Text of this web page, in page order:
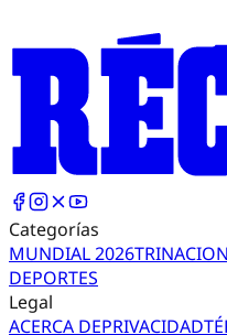
Categorías
MUNDIAL 2026TRI
DEPORTES
Legal
ACERCA DEPRIVACIDAD